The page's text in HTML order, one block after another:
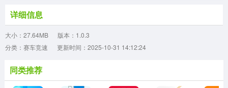
详细信息
大小：27.64MB
版本：1.0.3
分类：赛车竞速
更新时间：2025-10-31 14:12:24
同类推荐